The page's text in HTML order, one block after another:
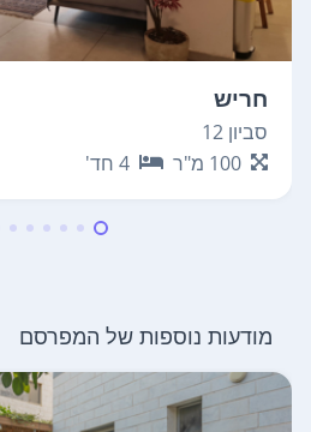
חריש
סביון 12
100 מ"ר 4 חד'
מודעות נוספות של המפרסם